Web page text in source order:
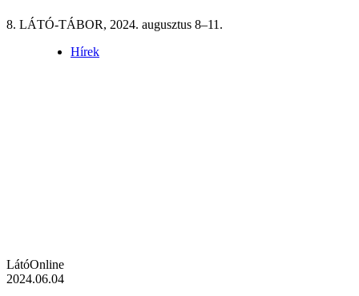
8. LÁTÓ-TÁBOR, 2024. augusztus 8–11.
Hírek
LátóOnline
2024.06.04